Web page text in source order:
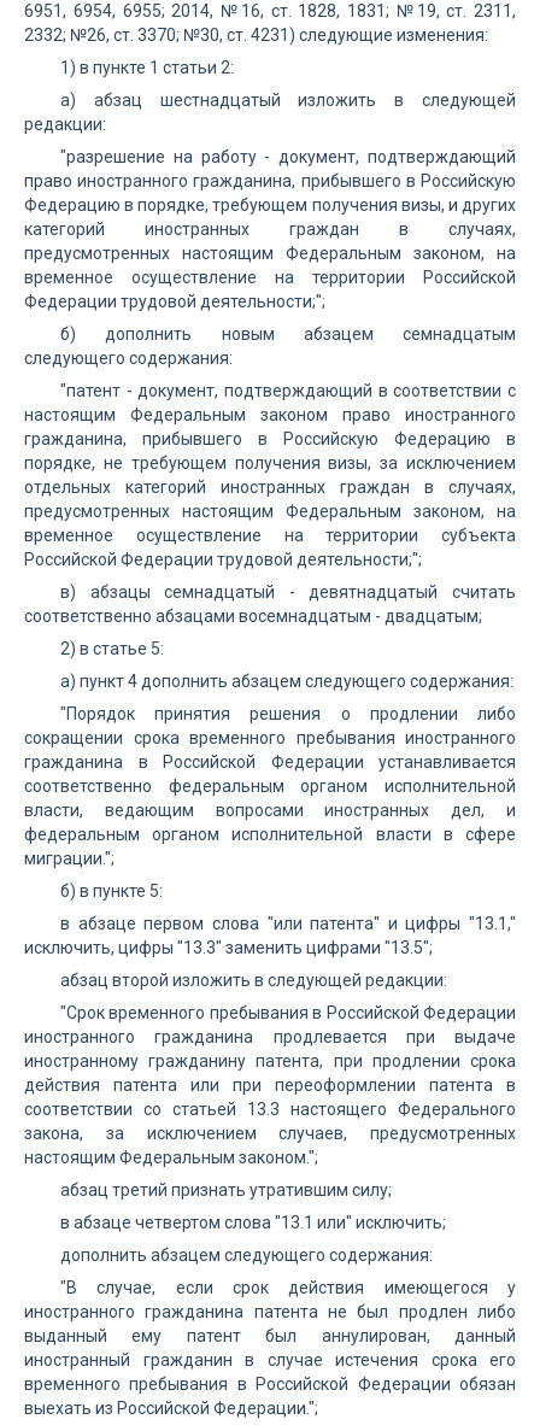
6951, 6954, 6955; 2014, №16, ст. 1828, 1831; №19, ст. 2311,
2332; №26, ст. 3370; №30, ст. 4231) следующие изменения:
1) в пункте 1 статьи 2:
а) абзац шестнадцатый изложить в следующей
редакции:
"разрешение на работу - документ, подтверждающий
право иностранного гражданина, прибывшего в Российскую
Федерацию в порядке, требующем получения визы, и других
категорий иностранных граждан в случаях,
предусмотренных настоящим Федеральным законом, на
временное осуществление на территории Российской
Федерации трудовой деятельности;";
б) дополнить новым абзацем семнадцатым
следующего содержания:
"патент - документ, подтверждающий в соответствии с
настоящим Федеральным законом право иностранного
гражданина, прибывшего в Российскую Федерацию в
порядке, не требующем получения визы, за исключением
отдельных категорий иностранных граждан в случаях,
предусмотренных настоящим Федеральным законом, на
временное осуществление на территории субъекта
Российской Федерации трудовой деятельности;";
в) абзацы семнадцатый - девятнадцатый считать
соответственно абзацами восемнадцатым - двадцатым;
2) в статье 5:
а) пункт 4 дополнить абзацем следующего содержания:
"Порядок принятия решения о продлении либо
сокращении срока временного пребывания иностранного
гражданина в Российской Федерации устанавливается
соответственно федеральным органом исполнительной
власти, ведающим вопросами иностранных дел, и
федеральным органом исполнительной власти в сфере
миграции.";
б) в пункте 5:
в абзаце первом слова "или патента" и цифры "13.1,"
исключить, цифры "13.3" заменить цифрами "13.5";
абзац второй изложить в следующей редакции:
"Срок временного пребывания в Российской Федерации
иностранного гражданина продлевается при выдаче
иностранному гражданину патента, при продлении срока
действия патента или при переоформлении патента в
соответствии со статьей 13.3 настоящего Федерального
закона, за исключением случаев, предусмотренных
настоящим Федеральным законом.";
абзац третий признать утратившим силу;
в абзаце четвертом слова "13.1 или" исключить;
дополнить абзацем следующего содержания:
"В случае, если срок действия имеющегося у
иностранного гражданина патента не был продлен либо
выданный ему патент был аннулирован, данный
иностранный гражданин в случае истечения срока его
временного пребывания в Российской Федерации обязан
выехать из Российской Федерации.";